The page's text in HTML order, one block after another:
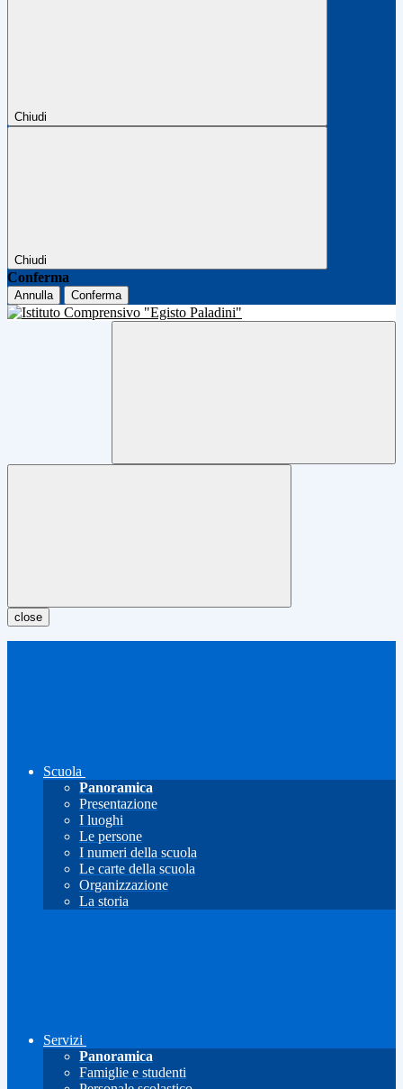
Chiudi
Chiudi
Conferma
Annulla Conferma
close
Scuola
Panoramica
Presentazione
I luoghi
Le persone
I numeri della scuola
Le carte della scuola
Organizzazione
La storia
Servizi
Panoramica
Famiglie e studenti